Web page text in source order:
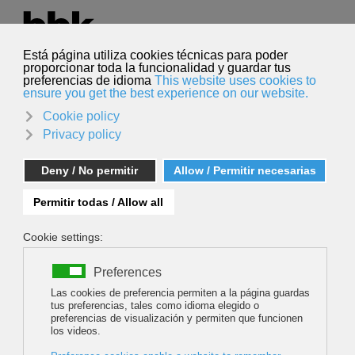
Seleccione su idioma
Español
Buscar
NATURA BIZIA